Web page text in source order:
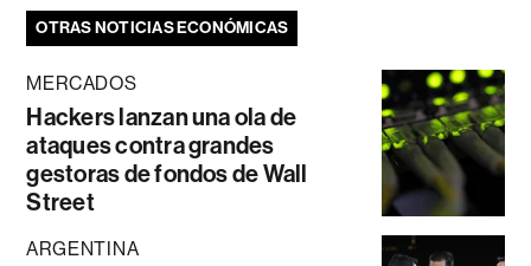
OTRAS NOTICIAS ECONÓMICAS
MERCADOS
Hackers lanzan una ola de
ataques contra grandes
gestoras de fondos de Wall
Street
ARGENTINA